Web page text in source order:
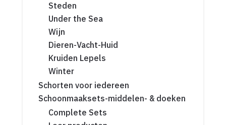
Steden
Under the Sea
Wijn
Dieren-Vacht-Huid
Kruiden Lepels
Winter
Schorten voor iedereen
Schoonmaaksets-middelen- & doeken
Complete Sets